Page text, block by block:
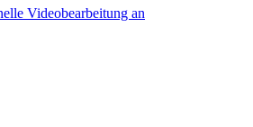
Videobearbeitung an